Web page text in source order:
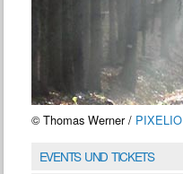
© Thomas Werner / PIXELIO
EVENTS UND TICKETS